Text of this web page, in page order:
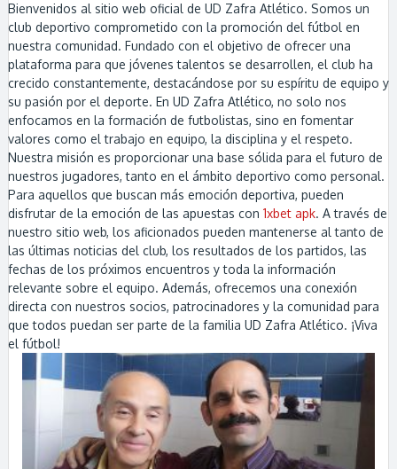
Bienvenidos al sitio web oficial de UD Zafra Atlético. Somos un
club deportivo comprometido con la promoción del fútbol en
nuestra comunidad. Fundado con el objetivo de ofrecer una
plataforma para que jóvenes talentos se desarrollen, el club ha
crecido constantemente, destacándose por su espíritu de equipo y
su pasión por el deporte. En UD Zafra Atlético, no solo nos
enfocamos en la formación de futbolistas, sino en fomentar
valores como el trabajo en equipo, la disciplina y el respeto.
Nuestra misión es proporcionar una base sólida para el futuro de
nuestros jugadores, tanto en el ámbito deportivo como personal.
Para aquellos que buscan más emoción deportiva, pueden
disfrutar de la emoción de las apuestas con 1xbet apk. A través de
nuestro sitio web, los aficionados pueden mantenerse al tanto de
las últimas noticias del club, los resultados de los partidos, las
fechas de los próximos encuentros y toda la información
relevante sobre el equipo. Además, ofrecemos una conexión
directa con nuestros socios, patrocinadores y la comunidad para
que todos puedan ser parte de la familia UD Zafra Atlético. ¡Viva
el fútbol!